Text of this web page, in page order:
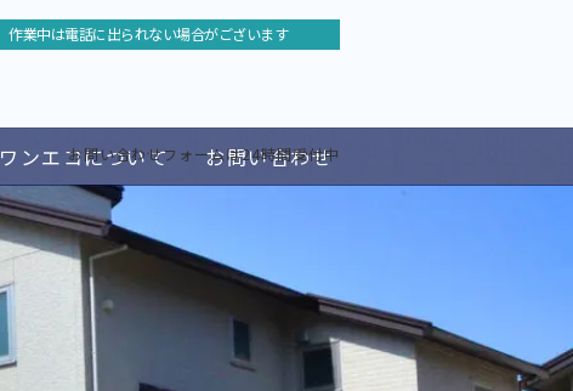
作業中は電話に出られない場合がございます
お問い合わせフォームは24時間受付中
ワンエコについて お問い合わせ